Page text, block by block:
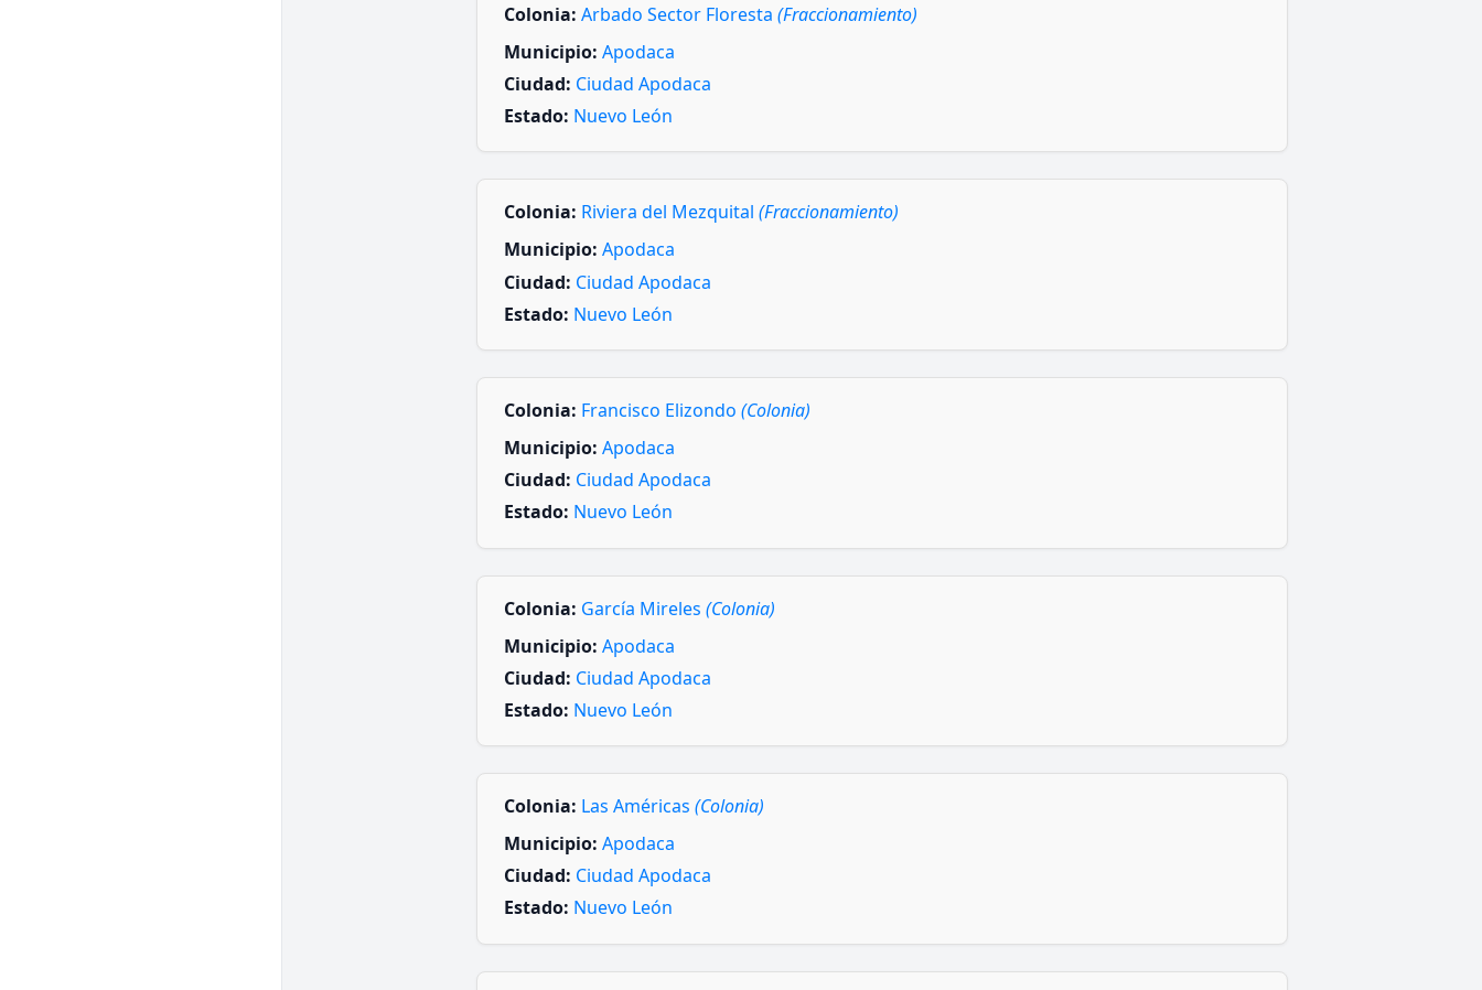
Colonia: Arbado Sector Floresta (Fraccionamiento)
Municipio: Apodaca
Ciudad: Ciudad Apodaca
Estado: Nuevo León
Colonia: Riviera del Mezquital (Fraccionamiento)
Municipio: Apodaca
Ciudad: Ciudad Apodaca
Estado: Nuevo León
Colonia: Francisco Elizondo (Colonia)
Municipio: Apodaca
Ciudad: Ciudad Apodaca
Estado: Nuevo León
Colonia: García Mireles (Colonia)
Municipio: Apodaca
Ciudad: Ciudad Apodaca
Estado: Nuevo León
Colonia: Las Américas (Colonia)
Municipio: Apodaca
Ciudad: Ciudad Apodaca
Estado: Nuevo León